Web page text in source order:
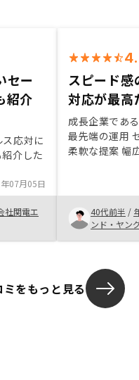
セー
紹介
応対に
介した
07月05日
社関電エ
スピード感
対応が最高
成長企業であ
最先端の運用
柔軟な提案 幅
リ活用にもど
40代前半 /
ンド・ヤン
をもっと見る